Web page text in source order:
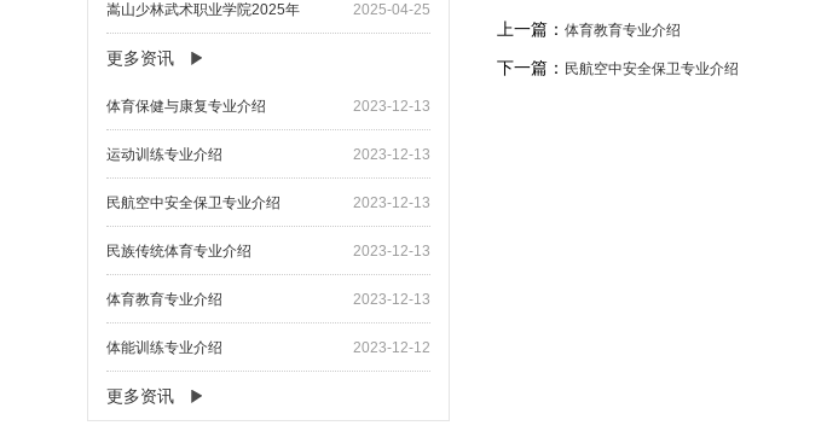
2025-04-25
嵩山少林武术职业学院2025年
更多资讯
2023-12-13
​体育保健与康复专业介绍
2023-12-13
​运动训练专业介绍
2023-12-13
​民航空中安全保卫专业介绍
2023-12-13
民族传统体育专业介绍
2023-12-13
体育教育专业介绍
2023-12-12
体能训练专业介绍
更多资讯
上一篇： 体育教育专业介绍
下一篇： ​民航空中安全保卫专业介绍